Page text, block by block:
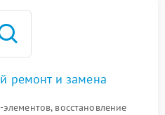
ремонт и замена
восстановление